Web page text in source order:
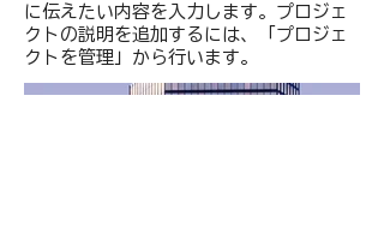
に伝えたい内容を入力します。プロジェ
クトの説明を追加するには、「プロジェ
クトを管理」から行います。